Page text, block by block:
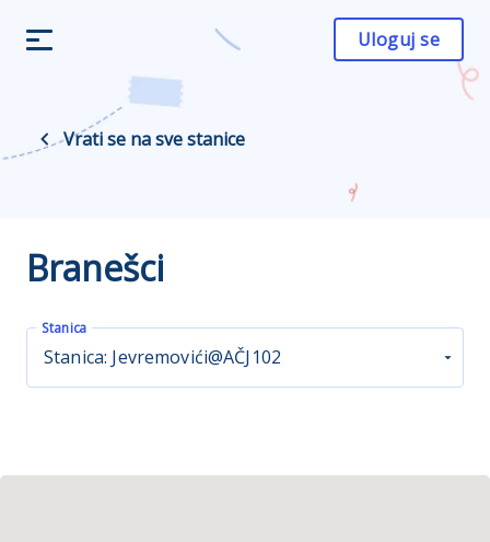
Uloguj se
Vrati se na sve stanice
Branešci
Stanica
Stanica: Jevremovići@AČJ102